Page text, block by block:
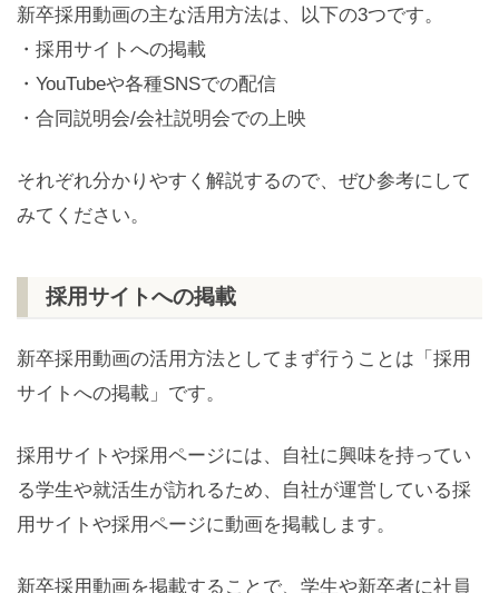
新卒採用動画の主な活用方法は、以下の3つです。
・採用サイトへの掲載
・YouTubeや各種SNSでの配信
・合同説明会/会社説明会での上映
それぞれ分かりやすく解説するので、ぜひ参考にして
みてください。
採用サイトへの掲載
新卒採用動画の活用方法としてまず行うことは「採用
サイトへの掲載」です。
採用サイトや採用ページには、自社に興味を持ってい
る学生や就活生が訪れるため、自社が運営している採
用サイトや採用ページに動画を掲載します。
新卒採用動画を掲載することで、学生や新卒者に社員